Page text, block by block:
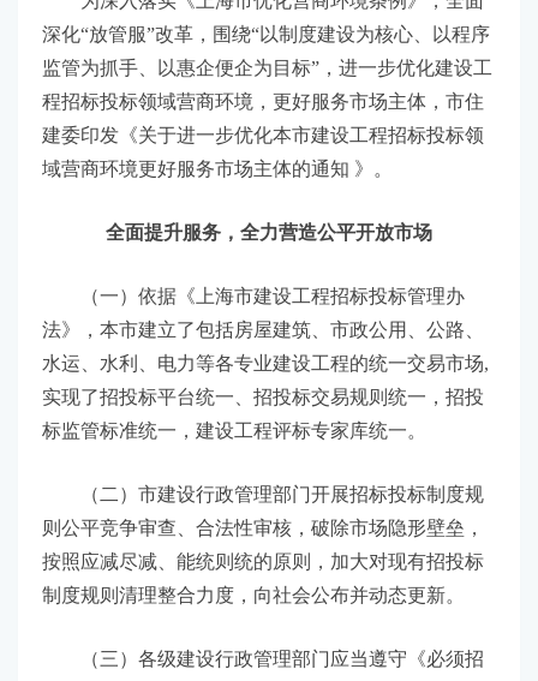
深化“放管服”改革，围绕“以制度建设为核心、以程序
监管为抓手、以惠企便企为目标”，进一步优化建设工
程招标投标领域营商环境，更好服务市场主体，市住
建委印发《关于进一步优化本市建设工程招标投标领
域营商环境更好服务市场主体的通知 》。
全面提升服务，全力营造公平开放市场
（一）依据《上海市建设工程招标投标管理办
法》，本市建立了包括房屋建筑、市政公用、公路、
水运、水利、电力等各专业建设工程的统一交易市场,
实现了招投标平台统一、招投标交易规则统一，招投
标监管标准统一，建设工程评标专家库统一。
（二）市建设行政管理部门开展招标投标制度规
则公平竞争审查、合法性审核，破除市场隐形壁垒，
按照应减尽减、能统则统的原则，加大对现有招投标
制度规则清理整合力度，向社会公布并动态更新。
（三）各级建设行政管理部门应当遵守《必须招